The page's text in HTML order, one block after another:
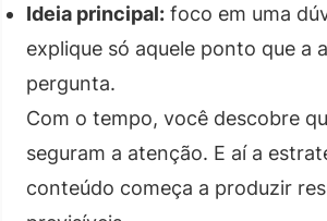
Ideia principal: foco em uma
explique só aquele ponto que a
pergunta.
Com o tempo, você descobre
seguram a atenção. E aí a
conteúdo começa a produzir